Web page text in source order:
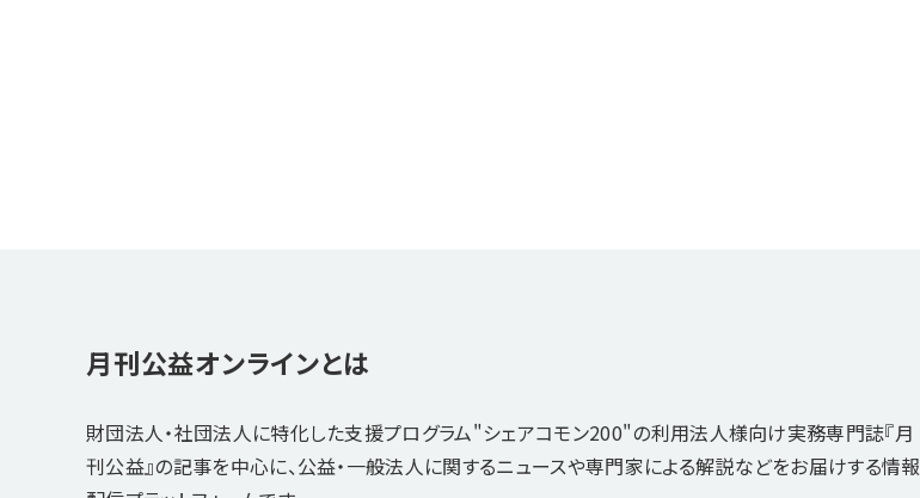
月刊公益オンラインとは
財団法人・社団法人に特化した支援プログラム"シェアコモン200"の利用法人様向け実務専門誌『月
刊公益』の記事を中心に、公益・一般法人に関するニュースや専門家による解説などをお届けする情報